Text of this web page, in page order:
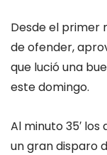
Desde el primer
de ofender,
que lució una
este domingo.
Al minuto 35′
un gran disparo